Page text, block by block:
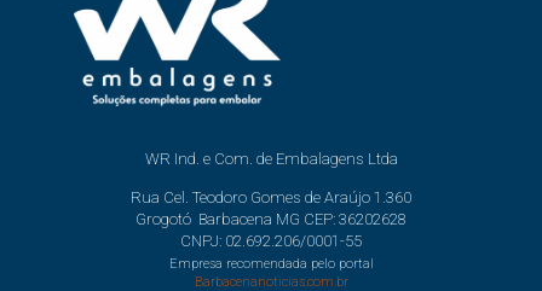
WR Ind. e Com. de Embalagens Ltda
Rua Cel. Teodoro Gomes de Araújo 1.360
Grogotó Barbacena MG CEP: 36202628
CNPJ: 02.692.206/0001-55
Empresa recomendada pelo portal
Barbacenanoticias.com.br